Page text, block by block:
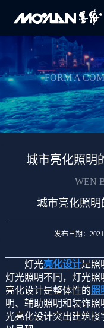
FORM A
城市亮化照明
WEN
城市亮化照
发布日期：
灯光亮化设计是照
灯光照明不同，灯光
亮化设计是整体性的照
明、辅助照明和装饰
光亮化设计突出建筑